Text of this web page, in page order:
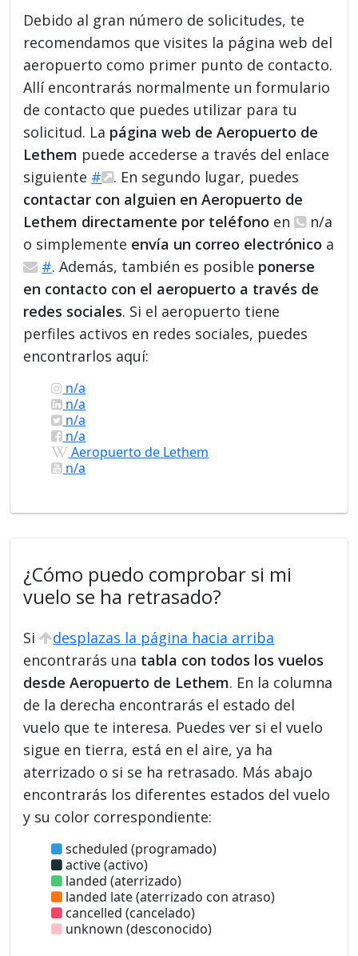
Debido al gran número de solicitudes, te
recomendamos que visites la página web del
aeropuerto como primer punto de contacto.
Allí encontrarás normalmente un formulario
de contacto que puedes utilizar para tu
solicitud. La página web de Aeropuerto de
Lethem puede accederse a través del enlace
siguiente #
. En segundo lugar, puedes
contactar con alguien en Aeropuerto de
Lethem directamente por teléfono en
n/a
o simplemente envía un correo electrónico a
#. Además, también es posible ponerse
en contacto con el aeropuerto a través de
redes sociales. Si el aeropuerto tiene
perfiles activos en redes sociales, puedes
encontrarlos aquí:
n/a
n/a
n/a
n/a
Aeropuerto de Lethem
n/a
¿Cómo puedo comprobar si mi
vuelo se ha retrasado?
Si
desplazas la página hacia arriba
encontrarás una tabla con todos los vuelos
desde Aeropuerto de Lethem. En la columna
de la derecha encontrarás el estado del
vuelo que te interesa. Puedes ver si el vuelo
sigue en tierra, está en el aire, ya ha
aterrizado o si se ha retrasado. Más abajo
encontrarás los diferentes estados del vuelo
y su color correspondiente:
scheduled (programado)
active (activo)
landed (aterrizado)
landed late (aterrizado con atraso)
cancelled (cancelado)
unknown (desconocido)